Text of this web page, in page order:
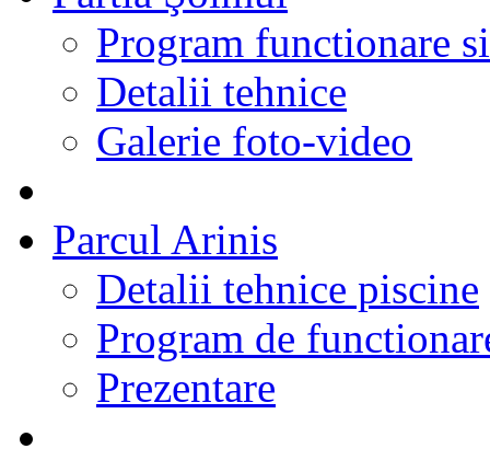
Program functionare
Detalii tehnice
Galerie foto-video
Parcul Arinis
Detalii tehnice piscine
Program de
Prezentare